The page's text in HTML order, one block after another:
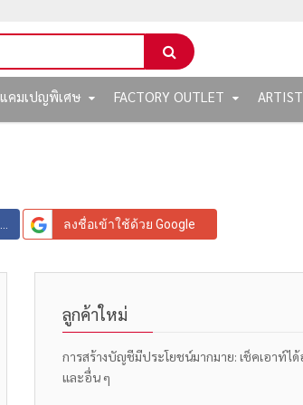
แคมเปญพิเศษ FACTORY OUTLET
ลงชื่อเข้าใช้ด้วย Google
ลูกค้าใหม่
การสร้างบัญชีมีประโยชน์มากมาย: เช็คเอาท์ไ
และอื่น ๆ